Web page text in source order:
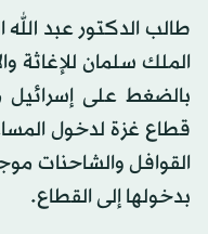
طالب الدكتور عبد
الملك سلمان للإغاثة
بالضغط على
قطاع غزة لدخول
القوافل والشاحنات
بدخولها إلى القطاع.